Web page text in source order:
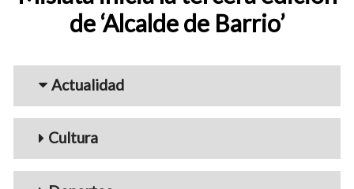
de ‘Alcalde de Barrio’
Menu_Videos
Actualidad
Cultura